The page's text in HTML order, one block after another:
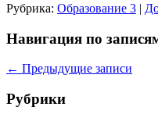
Рубрика: Образование 3 |
Навигация по
← Предыдущие записи
Рубрики